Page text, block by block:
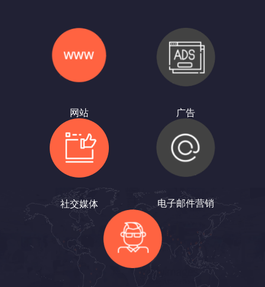
网站 广告
社交媒体 电子邮件营销